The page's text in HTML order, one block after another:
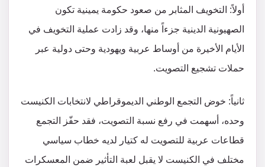
أولاً: التخويف المثابر من صعود حكومة يمينية تكون
الصهيونية الدينية جزءاً منها، وقد زادت عملية التخويف في
الأيام الأخيرة من أوساط عربية ويهودية وحتى دولية عبر
حملات تشجيع التصويت.
ثانياً: خوض التجمع الوطني الديموقراطي لانتخابات الكنيست
وحده، أسهمت في رفع نسبة التصويت، فقد حفّز التجمع
قطاعات عربية للتصويت له كتيار لديه خطاب سياسي
مختلف في الكنيست لا يقبل لعبة التأثير ضمن المعسكرات